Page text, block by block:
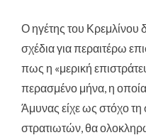
Ο ηγέτης του Κρεμλίνου
σχέδια για περαιτέρω
πως η «μερική
περασμένο μήνα, η
Άμυνας είχε ως στόχο
στρατιωτών, θα